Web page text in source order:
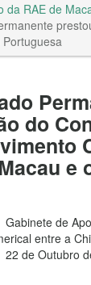
da RAE de
do
e
Gabinete de
entre a
22 de Outubro